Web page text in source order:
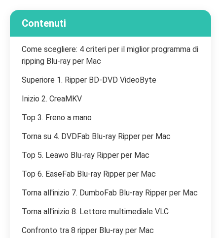
Contenuti
Come scegliere: 4 criteri per il miglior programma di
ripping Blu-ray per Mac
Superiore 1. Ripper BD-DVD VideoByte
Inizio 2. CreaMKV
Top 3. Freno a mano
Torna su 4. DVDFab Blu-ray Ripper per Mac
Top 5. Leawo Blu-ray Ripper per Mac
Top 6. EaseFab Blu-ray Ripper per Mac
Torna all'inizio 7. DumboFab Blu-ray Ripper per Mac
Torna all'inizio 8. Lettore multimediale VLC
Confronto tra 8 ripper Blu-ray per Mac